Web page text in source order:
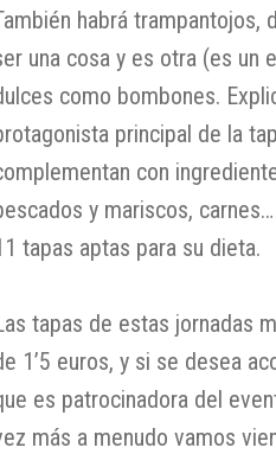
habrá trampantojos,
una cosa y es otra (es un
como bombones.
principal de la
con
y mariscos,
tapas aptas para su dieta.
tapas de estas jornadas
1’5 euros, y si se desea
es patrocinadora del
más a menudo vamos